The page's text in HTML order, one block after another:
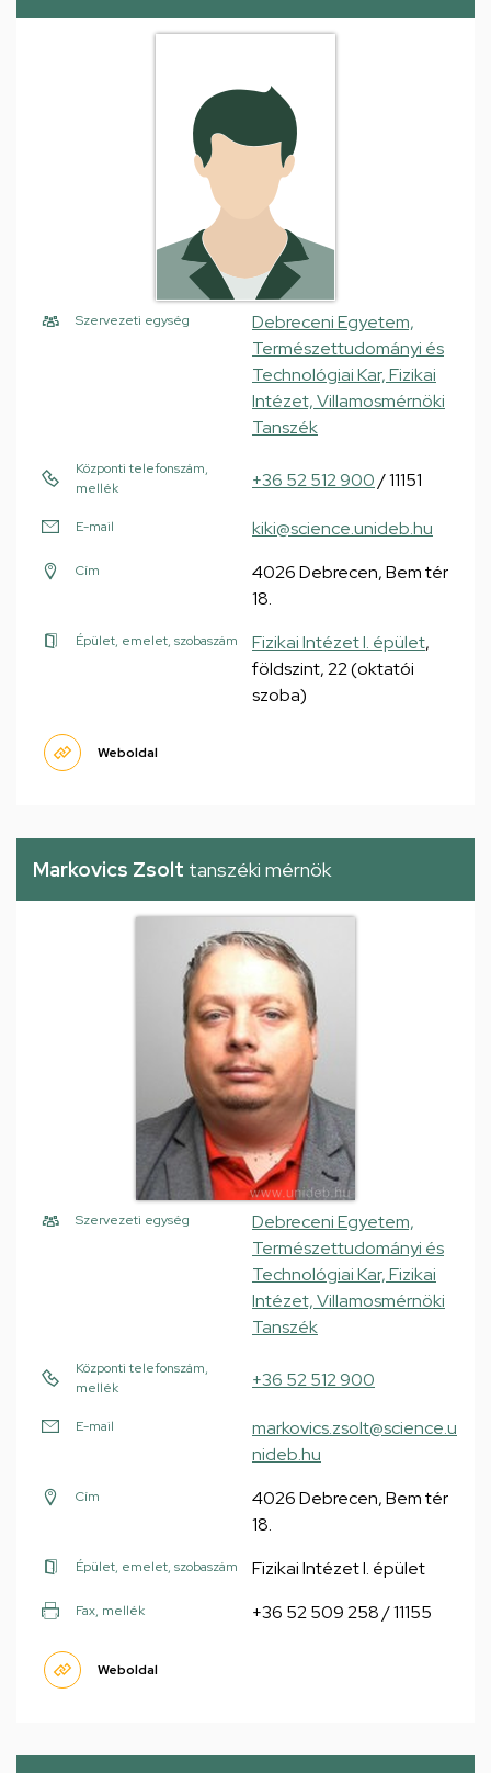
Szervezeti egység
Debreceni Egyetem,
Természettudományi és
Technológiai Kar, Fizikai
Intézet, Villamosmérnöki
Tanszék
Központi telefonszám,
mellék
+36 52 512 900/ 11151
E-mail kiki@science.unideb.hu
Cím
4026 Debrecen, Bem tér
18.
Épület, emelet, szobaszám Fizikai Intézet I. épület,
földszint, 22 (oktatói
szoba)
Weboldal
Markovics Zsolt tanszéki mérnök
Szervezeti egység
Debreceni Egyetem,
Természettudományi és
Technológiai Kar, Fizikai
Intézet, Villamosmérnöki
Tanszék
Központi telefonszám,
mellék
+36 52 512 900
E-mail
markovics.zsolt@science.u
nideb.hu
Cím
4026 Debrecen, Bem tér
18.
Épület, emelet, szobaszám Fizikai Intézet I. épület
Fax, mellék +36 52 509 258 / 11155
Weboldal